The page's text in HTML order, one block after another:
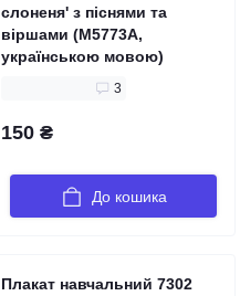
слоненя' з піснями та
віршами (M5773А,
українською мовою)
3
150 ₴
До кошика
Плакат навчальний 7302